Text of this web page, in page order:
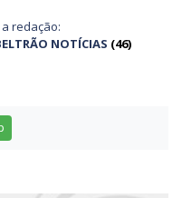
redação:
NOTÍCIAS (46)